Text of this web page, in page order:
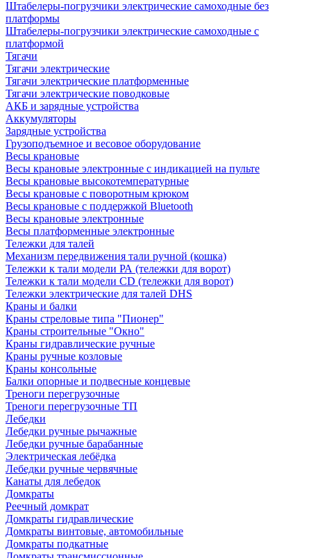
Штабелеры-погрузчики электрические самоходные без
платформы
Штабелеры-погрузчики электрические самоходные с
платформой
Тягачи
Тягачи электрические
Тягачи электрические платформенные
Тягачи электрические поводковые
АКБ и зарядные устройства
Аккумуляторы
Зарядные устройства
Грузоподъемное и весовое оборудование
Весы крановые
Весы крановые электронные с индикацией на пульте
Весы крановые высокотемпературные
Весы крановые с поворотным крюком
Весы крановые с поддержкой Bluetooth
Весы крановые электронные
Весы платформенные электронные
Тележки для талей
Механизм передвижения тали ручной (кошка)
Тележки к тали модели РА (тележки для ворот)
Тележки к тали модели CD (тележки для ворот)
Тележки электрические для талей DHS
Краны и балки
Краны стреловые типа "Пионер"
Краны строительные "Окно"
Краны гидравлические ручные
Краны ручные козловые
Краны консольные
Балки опорные и подвесные концевые
Треноги перегрузочные
Треноги перегрузочные ТП
Лебедки
Лебедки ручные рычажные
Лебедки ручные барабанные
Электрическая лебёдка
Лебедки ручные червячные
Канаты для лебедок
Домкраты
Реечный домкрат
Домкраты гидравлические
Домкраты винтовые, автомобильные
Домкраты подкатные